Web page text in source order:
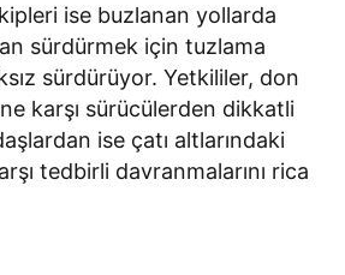
ise buzlanan yollarda
sürdürmek için tuzlama
sürdürüyor. Yetkililer, don
karşı sürücülerden dikkatli
ise çatı altlarındaki
tedbirli davranmalarını rica